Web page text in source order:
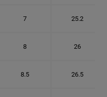
7 25.2
8 26
8.5 26.5